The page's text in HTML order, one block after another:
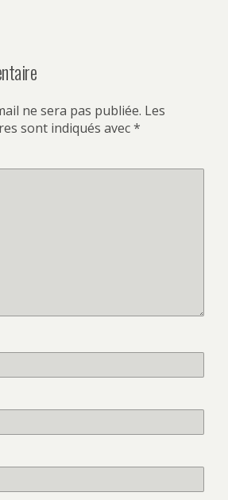
ne sera pas publiée. Les
sont indiqués avec*